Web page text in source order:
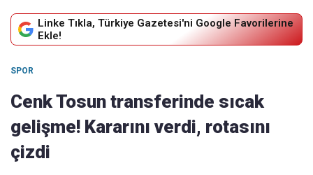
Linke Tıkla, Türkiye Gazetesi'ni Google Favorilerine
Ekle!
SPOR
Cenk Tosun transferinde sıcak
gelişme! Kararını verdi, rotasını
çizdi